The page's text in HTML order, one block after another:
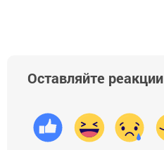
Оставляйте реакции